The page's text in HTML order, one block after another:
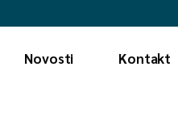
Novosti Kontakt